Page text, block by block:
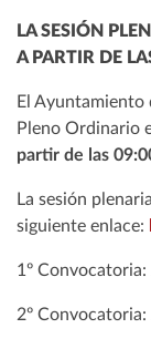
LA SESIÓN
A PARTIR DE
El Ayuntamiento
Pleno Ordinario
partir de las
La sesión
siguiente enlace:
1º
2º